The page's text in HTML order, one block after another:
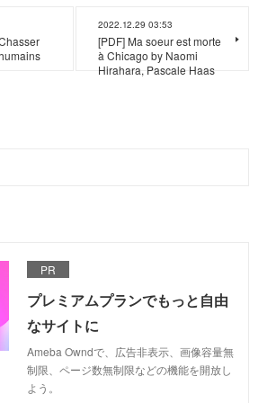
2022.12.29 03:53
[PDF] Ma soeur est morte
à Chicago by Naomi
Hirahara, Pascale Haas
PR
プレミアムプランでもっと自由
なサイトに
Ameba Owndで、広告非表示、画像容量無
制限、ページ数無制限などの機能を開放し
よう。